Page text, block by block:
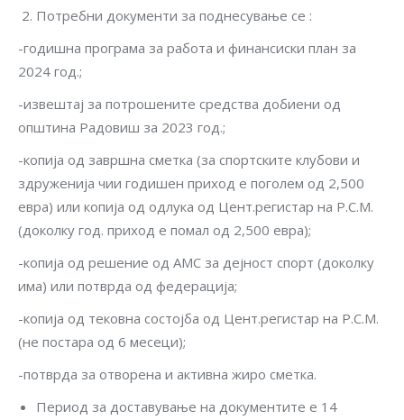
Потребни документи за поднесување се :
-годишна програма за работа и финансиски план за
2024 год.;
-извештај за потрошените средства добиени од
општина Радовиш за 2023 год.;
-копија од завршна сметка (за спортските клубови и
здруженија чии годишен приход е поголем од 2,500
евра) или копија од одлука од Цент.регистар на Р.С.М.
(доколку год. приход е помал од 2,500 евра);
-копија од решение од АМС за дејност спорт (доколку
има) или потврда од федерација;
-копија од тековна состојба од Цент.регистар на Р.С.М.
(не постара од 6 месеци);
-потврда за отворена и активна жиро сметка.
Период за доставување на документите е 14